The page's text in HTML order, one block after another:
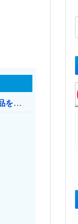
【消費税率1％】 「下げるのが筋なんですけど…」消費減税で値下がりする分と同じだけ商品を値上げして店頭価格を変えない店も